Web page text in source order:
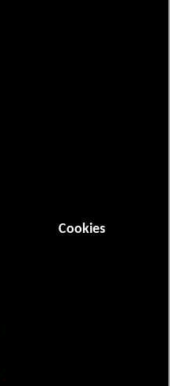
Cookies
Scariest Animal
Daisy Quokka,
Tones